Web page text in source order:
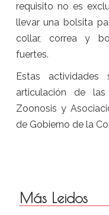
requisito no es
llevar una bolsita
collar, correa y
fuertes.
Estas
articulación de
Zoonosis y
de Gobierno de la
Más Leidos